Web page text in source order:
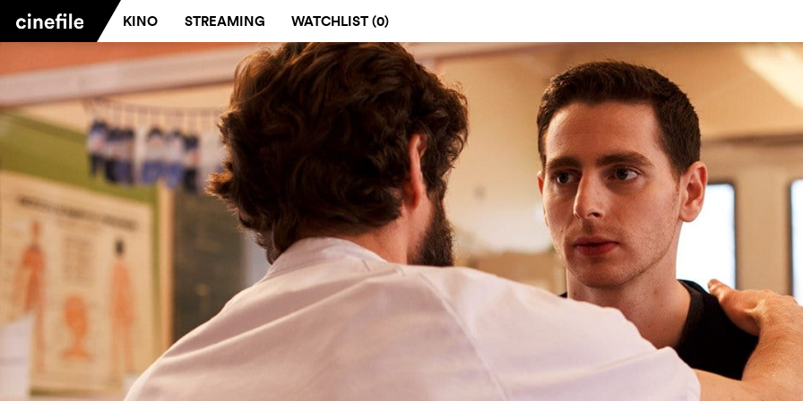
KINO STREAMING WATCHLIST (0)